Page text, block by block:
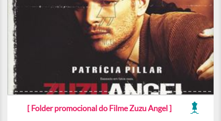
[ Folder promocional do Filme Zuzu Angel ]